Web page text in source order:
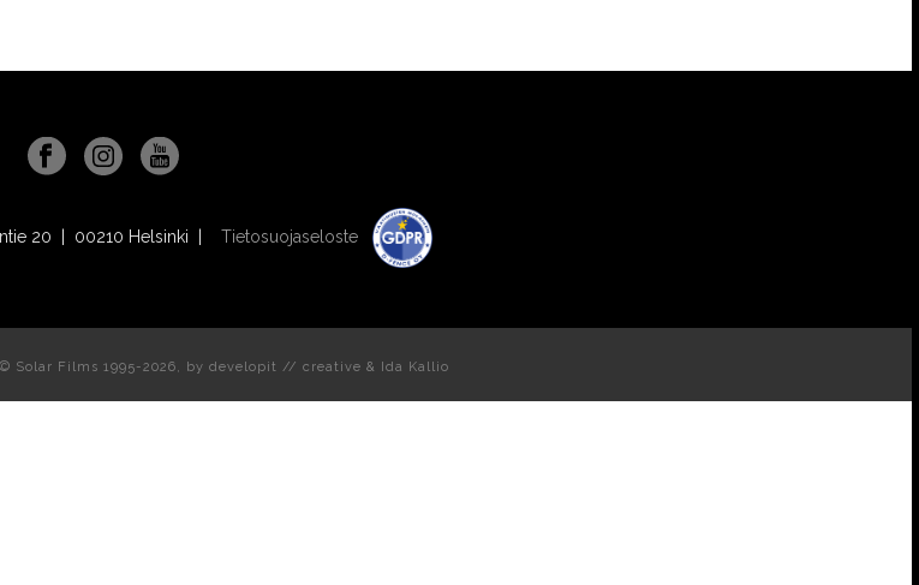
20 | 00210 Helsinki | Tietosuojaseloste
Solar Films 1995-2026, by developit // creative & Ida Kallio